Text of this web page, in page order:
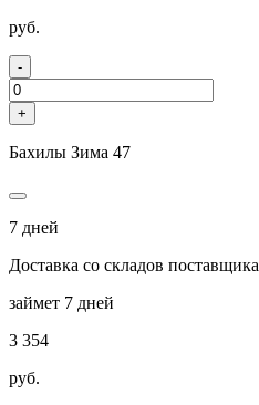
руб.
-
+
Бахилы Зима 47
7 дней
Доставка со складов поставщика
займет 7 дней
3 354
руб.